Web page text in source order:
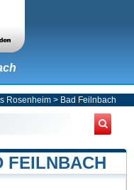
Rosenheim > Bad Feilnbach
FEILNBACH